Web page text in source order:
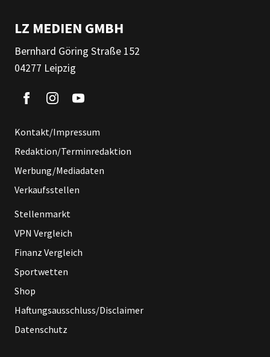
LZ MEDIEN GMBH
Bernhard Göring Straße 152
04277 Leipzig
Kontakt/Impressum
Redaktion/Terminredaktion
Werbung/Mediadaten
Verkaufsstellen
Stellenmarkt
VPN Vergleich
Finanz Vergleich
Sportwetten
Shop
Haftungsausschluss/Disclaimer
Datenschutz